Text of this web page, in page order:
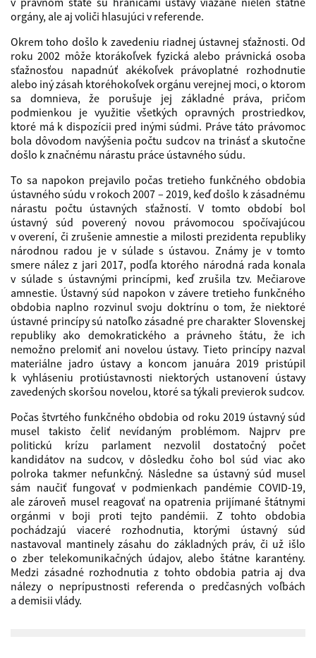
orgány, ale aj voliči hlasujúci v referende.
Okrem toho došlo k zavedeniu riadnej ústavnej sťažnosti. Od
roku 2002 môže ktorákoľvek fyzická alebo právnická osoba
sťažnosťou napadnúť akékoľvek právoplatné rozhodnutie
alebo iný zásah ktoréhokoľvek orgánu verejnej moci, o ktorom
sa domnieva, že porušuje jej základné práva, pričom
podmienkou je využitie všetkých opravných prostriedkov,
ktoré má k dispozícii pred inými súdmi. Práve táto právomoc
bola dôvodom navýšenia počtu sudcov na trinásť a skutočne
došlo k značnému nárastu práce ústavného súdu.
To sa napokon prejavilo počas tretieho funkčného obdobia
ústavného súdu v rokoch 2007 – 2019, keď došlo k zásadnému
nárastu počtu ústavných sťažností. V tomto období bol
ústavný súd poverený novou právomocou spočívajúcou
v overení, či zrušenie amnestie a milosti prezidenta republiky
národnou radou je v súlade s ústavou. Známy je v tomto
smere nález z jari 2017, podľa ktorého národná rada konala
v súlade s ústavnými princípmi, keď zrušila tzv. Mečiarove
amnestie. Ústavný súd napokon v závere tretieho funkčného
obdobia naplno rozvinul svoju doktrínu o tom, že niektoré
ústavné princípy sú natoľko zásadné pre charakter Slovenskej
republiky ako demokratického a právneho štátu, že ich
nemožno prelomiť ani novelou ústavy. Tieto princípy nazval
materiálne jadro ústavy a koncom januára 2019 pristúpil
k vyhláseniu protiústavnosti niektorých ustanovení ústavy
zavedených skoršou novelou, ktoré sa týkali previerok sudcov.
Počas štvrtého funkčného obdobia od roku 2019 ústavný súd
musel takisto čeliť nevídaným problémom. Najprv pre
politickú krízu parlament nezvolil dostatočný počet
kandidátov na sudcov, v dôsledku čoho bol súd viac ako
polroka takmer nefunkčný. Následne sa ústavný súd musel
sám naučiť fungovať v podmienkach pandémie COVID-19,
ale zároveň musel reagovať na opatrenia prijímané štátnymi
orgánmi v boji proti tejto pandémii. Z tohto obdobia
pochádzajú viaceré rozhodnutia, ktorými ústavný súd
nastavoval mantinely zásahu do základných práv, či už išlo
o zber telekomunikačných údajov, alebo štátne karantény.
Medzi zásadné rozhodnutia z tohto obdobia patria aj dva
nálezy o neprípustnosti referenda o predčasných voľbách
a demisii vlády.